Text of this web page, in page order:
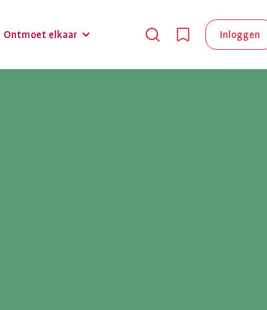
Ontmoet elkaar Inloggen